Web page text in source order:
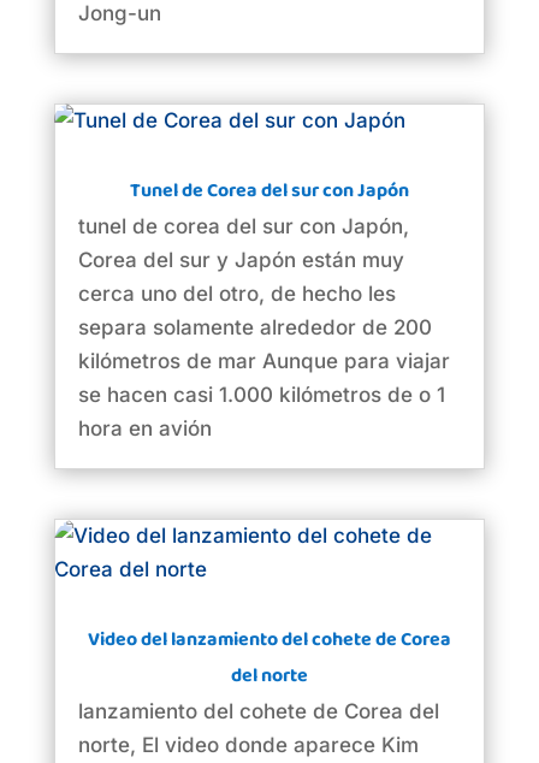
Jong-un
Tunel de Corea del sur con Japón
tunel de corea del sur con Japón,
Corea del sur y Japón están muy
cerca uno del otro, de hecho les
separa solamente alrededor de 200
kilómetros de mar Aunque para viajar
se hacen casi 1.000 kilómetros de o 1
hora en avión
Video del lanzamiento del cohete de Corea
del norte
lanzamiento del cohete de Corea del
norte, El video donde aparece Kim